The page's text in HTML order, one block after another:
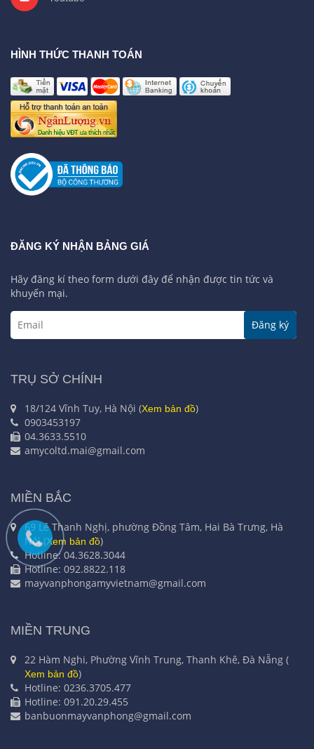
HÌNH THỨC THANH TOÁN
ĐĂNG KÝ NHẬN BẢNG GIÁ
Hãy đăng kí theo form dưới đây để nhận được tin tức và
khuyến mại.
Đăng ký
TRỤ SỞ CHÍNH
18/124 Vĩnh Tuy, Hà Nội (Xem bản đồ)
0903453197
04.3633.5510
amycoltd.mai@gmail.com
MIỀN BẮC
69 Lê Thanh Nghị, phường Đồng Tâm, Hai Bà Trưng, Hà
Nội (Xem bản đồ)
Hotline: 04.3628.3044
Hotline: 092.8822.118
mayvanphongamyvietnam@gmail.com
MIỀN TRUNG
22 Hàm Nghi, Phường Vĩnh Trung, Thanh Khê, Đà Nẵng (
Xem bản đồ)
Hotline: 0236.3705.477
Hotline: 091.20.29.455
banbuonmayvanphong@gmail.com